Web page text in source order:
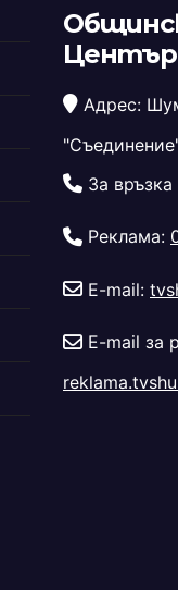
Център
Адрес:
За връзка
Реклама:
E-mail:
E-mail за